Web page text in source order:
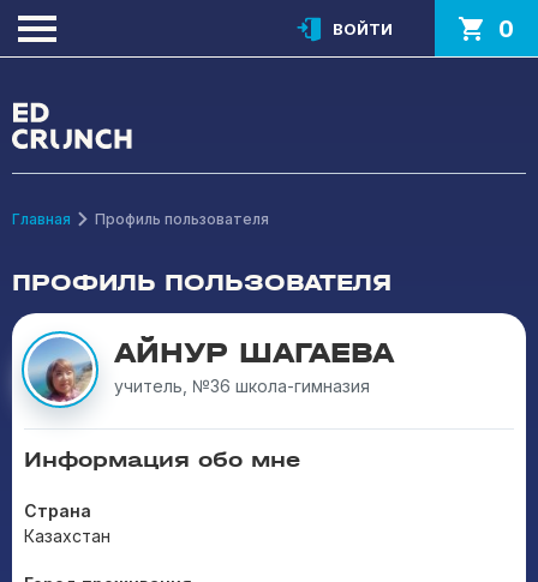
ВОЙТИ 0
Главная Профиль пользователя
ПРОФИЛЬ ПОЛЬЗОВАТЕЛЯ
АЙНУР ШАГАЕВА
учитель, №36 школа-гимназия
Информация обо мне
Страна
Казахстан